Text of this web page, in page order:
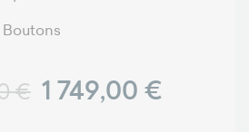
€ Prix
1 749,00 €